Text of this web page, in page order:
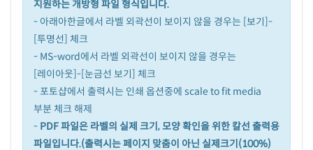
지원하는 개방형 파일 형식입니다.
- 아래아한글에서 라벨 외곽선이 보이지 않을 경우는 [보기]-
[투명선] 체크
- MS-word에서 라벨 외곽선이 보이지 않을 경우는
[레이아웃]-[눈금선 보기] 체크
- 포토샵에서 출력시는 인쇄 옵션중에 scale to fit media
부분 체크 해제
- PDF 파일은 라벨의 실제 크기, 모양 확인을 위한 칼선 출력용
파일입니다.(출력시는 페이지 맞춤이 아닌 실제크기(100%)